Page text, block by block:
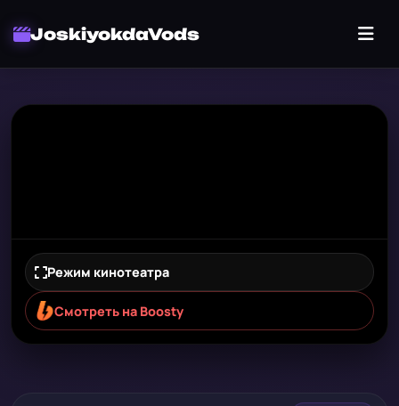
JoskiyokdaVods
Режим кинотеатра
Смотреть на Boosty